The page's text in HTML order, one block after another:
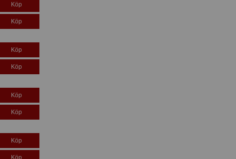
Köp
Köp
Köp
Köp
Köp
Köp
Köp
Köp